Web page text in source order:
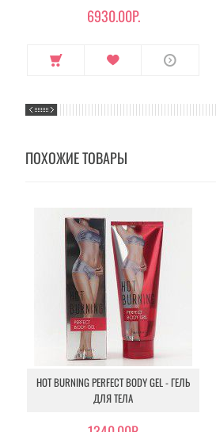
6930.00Р.
ПОХОЖИЕ ТОВАРЫ
HOT BURNING PERFECT BODY GEL - ГЕЛЬ
ДЛЯ ТЕЛА